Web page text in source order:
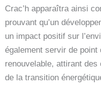
Crac’h apparaîtra ainsi
prouvant qu’un
un impact positif sur
également servir de point
renouvelable, attirant
de la transition